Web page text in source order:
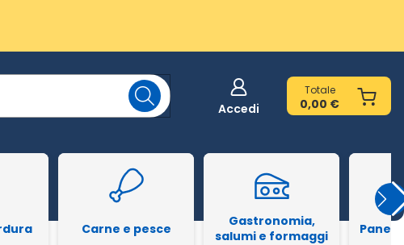
Accedi
Totale
0,00 €
Carne e pesce
Gastronomia,
salumi e formaggi
Pane